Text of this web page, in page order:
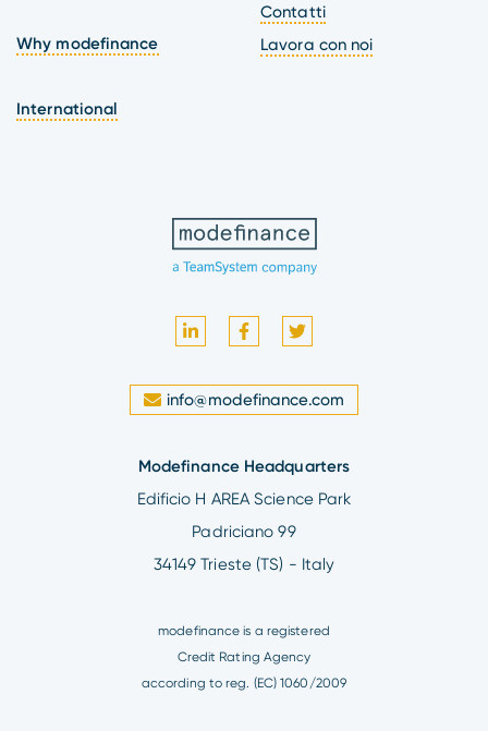
Why modefinance
International
Contatti
Lavora con noi
info@modefinance.com
Modefinance Headquarters
Edificio H AREA Science Park
Padriciano 99
34149 Trieste (TS) - Italy
modefinance is a registered
Credit Rating Agency
according to reg. (EC) 1060/2009